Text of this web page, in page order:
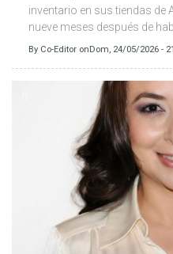
inventario en sus tiendas de
nueve meses después de
By Co-Editor onDom, 24/05/2026 -